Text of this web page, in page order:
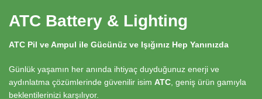
ATC Battery & Lighting
ATC Pil ve Ampul ile Gücünüz ve Işığınız Hep Yanınızda
Günlük yaşamın her anında ihtiyaç duyduğunuz enerji ve
aydınlatma çözümlerinde güvenilir isim ATC , geniş ürün gamıyla
beklentilerinizi karşılıyor.